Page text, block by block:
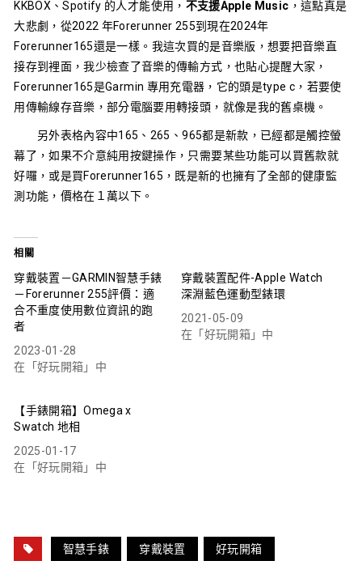
KKBOX、Spotify 的人才能使用， 不支援Apple Music ，這點真是
大悲劇，從2022 年Forerunner 255到現在2024年
Forerunner165還是一樣。我這次買的是音樂版，想要把音樂直
接存到裡面，我少檢查了音樂的傳輸方式，也貼心提醒大家，
Forerunner165是Garmin 專用充電器，它的頭是type c，若要使
用傳輸線存音樂，部分電腦要用轉接頭，就像是我的舊桌機。
另外表格內容中165、265、965都是新款，已經都是觸控螢
幕了，如果不介意純用按鍵操作，只需要某些功能可以買舊款就
好囉，或是買Forerunner165，既是新的也擁有了全部的健康監
測功能，價格在１萬以下。
相關
穿戴裝置－GARMIN智慧手錶
－Forerunner 255評價：適
合不重度使用數位資訊的跑
者
2023-01-28
在「好玩開箱」中
穿戴裝置配件-Apple Watch
深淵藍色運動型錶環
2021-05-09
在「好玩開箱」中
【手錶開箱】Omega x
Swatch 地相
2025-01-17
在「好玩開箱」中
智慧手錶 穿戴裝置 好玩開箱